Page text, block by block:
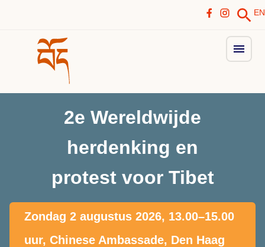
EN
2e Wereldwijde
herdenking en
protest voor Tibet
Zondag 2 augustus 2026, 13.00–15.00
uur, Chinese Ambassade, Den Haag